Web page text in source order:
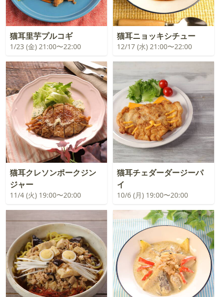
猫耳里芋プルコギ
1/23 (金) 21:00〜22:00
猫耳ニョッキシチュー
12/17 (水) 21:00〜22:00
猫耳クレソンポークジン
ジャー
11/4 (火) 19:00〜20:00
猫耳チェダーダージーパ
イ
10/6 (月) 19:00〜20:00